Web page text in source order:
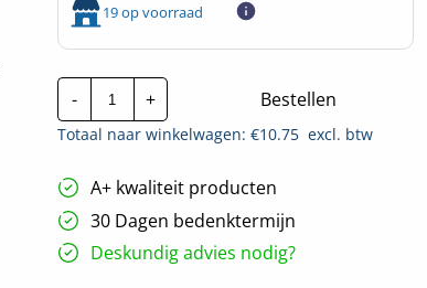
19 op voorraad
-
Niko
Hydro
Serieschakelaar
2V
Zwart
|
761-
31505
hoeveelheid
+ Bestellen
Totaal naar winkelwagen: €10.75excl. btw
A+ kwaliteit producten
30 Dagen bedenktermijn
Deskundig advies nodig?